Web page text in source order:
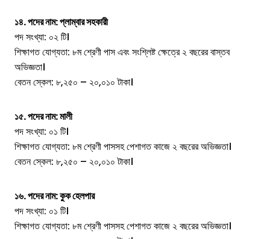
১৪. পদের নাম: প্লাম্বার সহকারী
পদ সংখ্যা: ০২ টি।
শিক্ষাগত যোগ্যতা: ৮ম শ্রেণী পাস এবং সংশ্লিষ্ট ক্ষেত্রে ২ বছরের বাস্তব
অভিজ্ঞতা।
বেতন স্কেল: ৮,২৫০ – ২০,০১০ টাকা।
১৫. পদের নাম: মালী
পদ সংখ্যা: ০১ টি।
শিক্ষাগত যোগ্যতা: ৮ম শ্রেণী পাসসহ পেশাগত কাজে ২ বছরের অভিজ্ঞতা।
বেতন স্কেল: ৮,২৫০ – ২০,০১০ টাকা।
১৬. পদের নাম: কুক হেলপার
পদ সংখ্যা: ০১ টি।
শিক্ষাগত যোগ্যতা: ৮ম শ্রেণী পাসসহ পেশাগত কাজে ২ বছরের অভিজ্ঞতা।